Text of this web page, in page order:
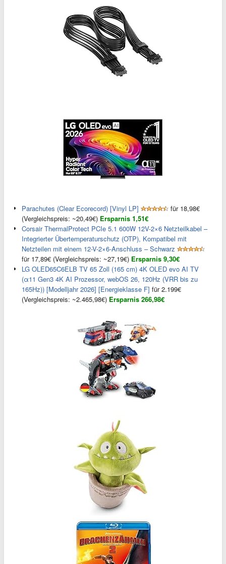
Parachutes (Clear Ecorecord) [Vinyl LP]
für 18,98€
(Vergleichspreis: ~20,49€) Ersparnis 1,51€
Corsair ThermalProtect PCIe 5.1 600W 12V-2×6 Netzteilkabel –
Integrierter Übertemperaturschutz (OTP), Kompatibel mit
Netzteilen mit einem 12-V-2×6-Anschluss – Schwarz
für 17,89€ (Vergleichspreis: ~27,19€) Ersparnis 9,30€
LG OLED65C6ELB TV 65 Zoll (165 cm) 4K OLED evo AI TV
(α11 Gen3 4K AI Prozessor, webOS 26, 120Hz (VRR bis zu
165Hz)) [Modelljahr 2026] [Energieklasse F] für 2.199€
(Vergleichspreis: ~2.465,98€) Ersparnis 266,98€